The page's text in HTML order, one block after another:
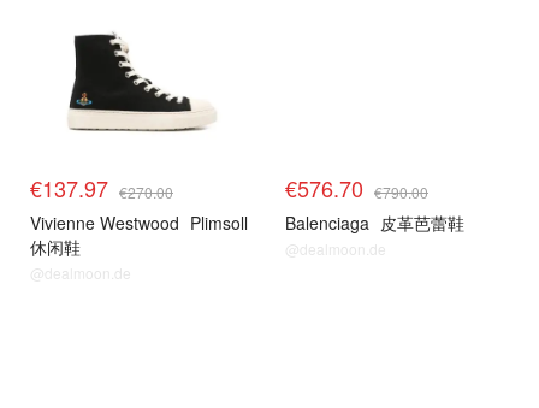
€137.97 €270.00
Vivienne Westwood Plimsoll
休闲鞋
@dealmoon.de
€576.70 €790.00
Balenciaga 皮革芭蕾鞋
@dealmoon.de